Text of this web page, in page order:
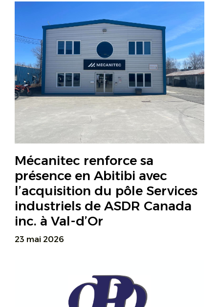
Mécanitec renforce sa
présence en Abitibi avec
l’acquisition du pôle Services
industriels de ASDR Canada
inc. à Val-d’Or
23 mai 2026